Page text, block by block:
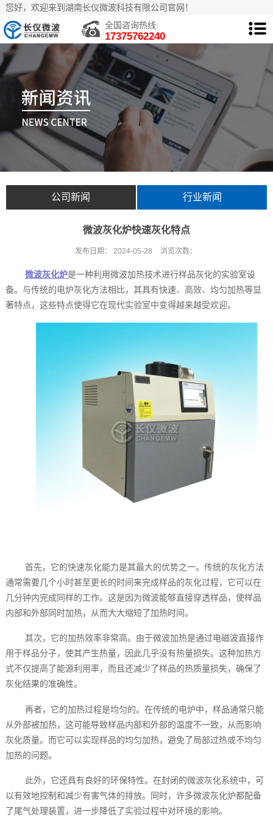
您好，欢迎来到湖南长仪微波科技有限公司官网！
全国咨询热线:
17375762240
公司新闻 行业新闻
微波灰化炉快速灰化特点
发布日期： 2024-05-28 浏览次数：
微波灰化炉是一种利用微波加热技术进行样品灰化的实验室设
备。与传统的电炉灰化方法相比，其具有快速、高效、均匀加热等显
著特点，这些特点使得它在现代实验室中变得越来越受欢迎。
首先，它的快速灰化能力是其最大的优势之一。传统的灰化方法
通常需要几个小时甚至更长的时间来完成样品的灰化过程，它可以在
几分钟内完成同样的工作。这是因为微波能够直接穿透样品，使样品
内部和外部同时加热，从而大大缩短了加热时间。
其次，它的加热效率非常高。由于微波加热是通过电磁波直接作
用于样品分子，使其产生热量，因此几乎没有热量损失。这种加热方
式不仅提高了能源利用率，而且还减少了样品的热质量损失，确保了
灰化结果的准确性。
再者，它的加热过程是均匀的。在传统的电炉中，样品通常只能
从外部被加热，这可能导致样品内部和外部的温度不一致，从而影响
灰化质量。而它可以实现样品的均匀加热，避免了局部过热或不均匀
加热的问题。
此外，它还具有良好的环保特性。在封闭的微波灰化系统中，可
以有效地控制和减少有害气体的排放。同时，许多微波灰化炉都配备
了尾气处理装置，进一步降低了实验过程中对环境的影响。